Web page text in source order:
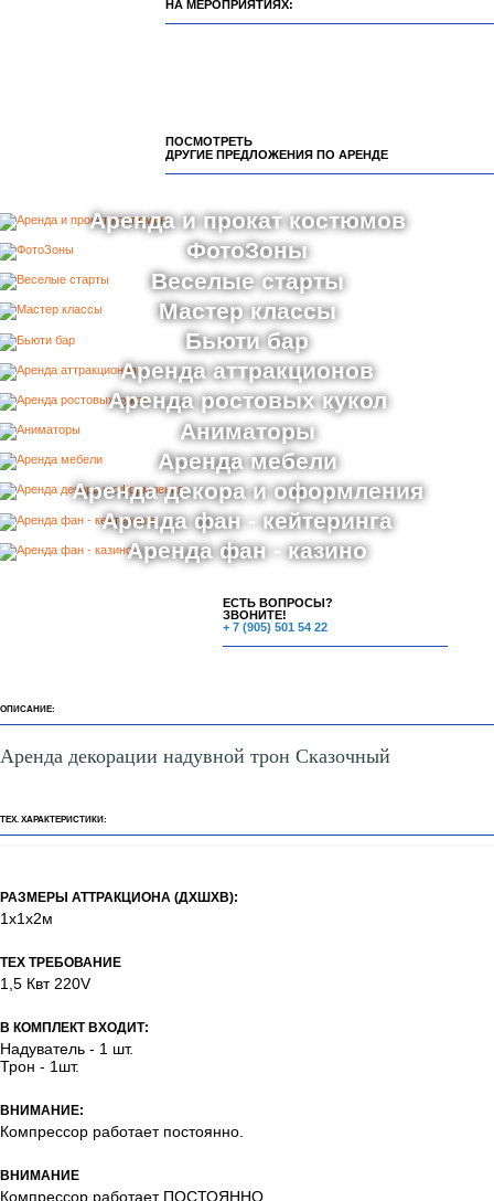
НА МЕРОПРИЯТИЯХ:
ПОСМОТРЕТЬ
ДРУГИЕ ПРЕДЛОЖЕНИЯ ПО АРЕНДЕ
Аренда и прокат костюмов
ФотоЗоны
Веселые старты
Мастер классы
Бьюти бар
Аренда аттракционов
Аренда ростовых кукол
Аниматоры
Аренда мебели
Аренда декора и оформления
Аренда фан - кейтеринга
Аренда фан - казино
ЕСТЬ ВОПРОСЫ?
ЗВОНИТЕ!
+ 7 (905) 501 54 22
ОПИСАНИЕ:
Аренда декорации надувной трон Сказочный
ТЕХ. ХАРАКТЕРИСТИКИ:
РАЗМЕРЫ АТТРАКЦИОНА (ДХШХВ):
1х1х2м
ТЕХ ТРЕБОВАНИЕ
1,5 Квт 220V
В КОМПЛЕКТ ВХОДИТ:
Надуватель - 1 шт.
Трон - 1шт.
ВНИМАНИЕ:
Компрессор работает постоянно.
ВНИМАНИЕ
Компрессор работает ПОСТОЯННО